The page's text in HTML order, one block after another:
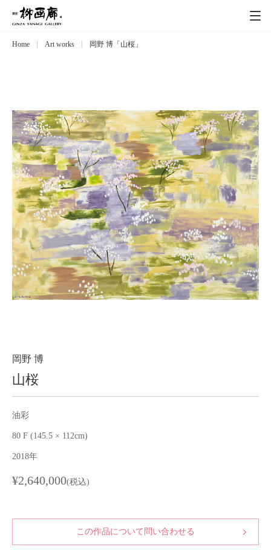
Exhibitions
Artists 作家
Art works 作品一覧
Catalog カタログ
Schedule スケジュール
About 会社案内
Contact
Purchase assessment
Home Art works 岡野 博「山桜」
岡野 博
山桜
油彩
80 F (145.5 × 112cm)
2018年
¥2,640,000(税込)
この作品について問い合わせる